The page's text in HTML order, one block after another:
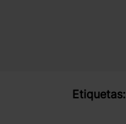
Etiquetas: